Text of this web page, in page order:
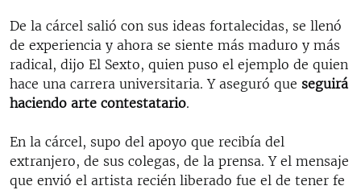
De la cárcel salió con sus ideas fortalecidas, se llenó
de experiencia y ahora se siente más maduro y más
radical, dijo El Sexto, quien puso el ejemplo de quien
hace una carrera universitaria. Y aseguró que seguirá
haciendo arte contestatario.
En la cárcel, supo del apoyo que recibía del
extranjero, de sus colegas, de la prensa. Y el mensaje
que envió el artista recién liberado fue el de tener fe